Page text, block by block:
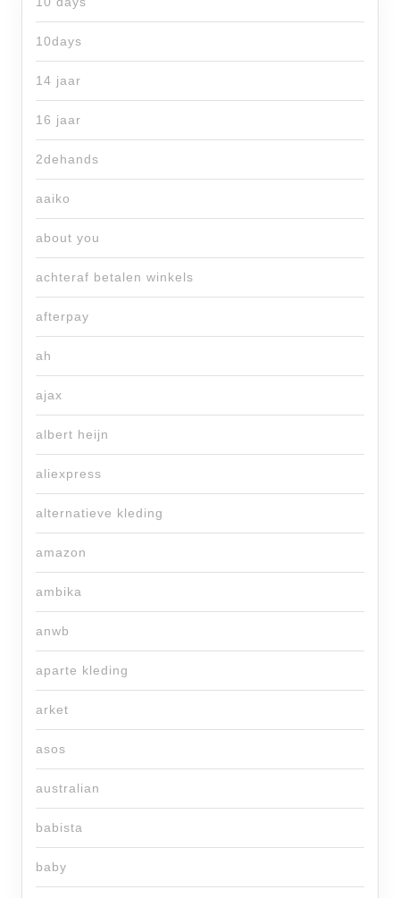
10days
14 jaar
16 jaar
2dehands
aaiko
about you
achteraf betalen winkels
afterpay
ah
ajax
albert heijn
aliexpress
alternatieve kleding
amazon
ambika
anwb
aparte kleding
arket
asos
australian
babista
baby